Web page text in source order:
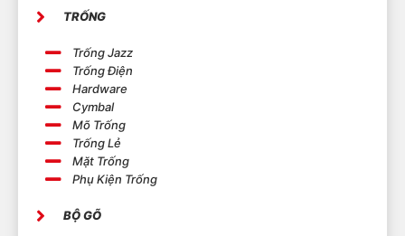
TRỐNG
Trống Jazz
Trống Điện
Hardware
Cymbal
Mõ Trống
Trống Lẻ
Mặt Trống
Phụ Kiện Trống
BỘ GÕ